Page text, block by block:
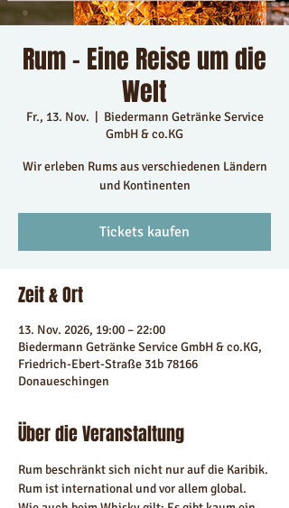
Rum – Eine Reise um die
Welt
Fr., 13. Nov.
  |
Biedermann Getränke Service
GmbH & co.KG
Wir erleben Rums aus verschiedenen Ländern
und Kontinenten
Tickets kaufen
Zeit & Ort
13. Nov. 2026, 19:00 – 22:00
Biedermann Getränke Service GmbH & co.KG,
Friedrich-Ebert-Straße 31b 78166
Donaueschingen
Über die Veranstaltung
Rum beschränkt sich nicht nur auf die Karibik.
Rum ist international und vor allem global.